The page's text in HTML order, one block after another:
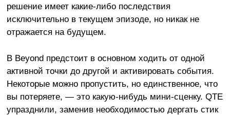
решение имеет какие-либо последствия
исключительно в текущем эпизоде, но никак не
отражается на будущем.
В Beyond предстоит в основном ходить от одной
активной точки до другой и активировать события.
Некоторые можно пропустить, но единственное, что
вы потеряете, — это какую-нибудь мини-сценку. QTE
упразднили, заменив необходимостью дергать стик